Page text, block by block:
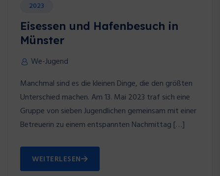
2023
Eisessen und Hafenbesuch in
Münster
We-Jugend
Manchmal sind es die kleinen Dinge, die den größten
Unterschied machen. Am 13. Mai 2023 traf sich eine
Gruppe von sieben Jugendlichen gemeinsam mit einer
Betreuerin zu einem entspannten Nachmittag […]
WEITERLESEN